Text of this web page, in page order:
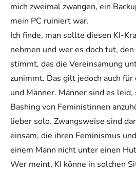
mich zweimal zwangen, ein
mein PC ruiniert war.
Ich finde, man sollte diesen KI-
nehmen und wer es doch tut, den
stimmt, das die Vereinsamung
zunimmt. Das gilt jedoch auch für
und Männer. Männer sind es
Bashing von Feministinnen
lieber solo. Zwangsweise sind
einsam, die ihren Feminismus
einem Mann nicht unter einen
Wer meint, KI könne in solchen